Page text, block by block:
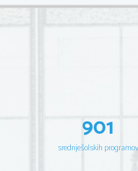
901
srednješolskih programov